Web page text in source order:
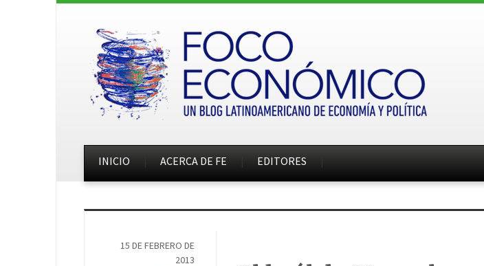
INICIO ACERCA DE FE EDITORES
15 DE FEBRERO DE
2013